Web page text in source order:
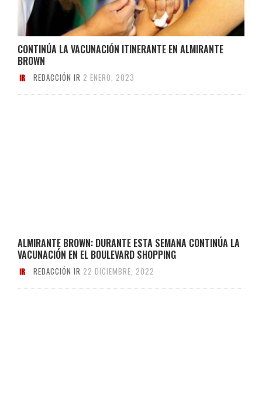
CONTINÚA LA VACUNACIÓN ITINERANTE EN ALMIRANTE
BROWN
REDACCIÓN IR 2 ENERO, 2023
ALMIRANTE BROWN: DURANTE ESTA SEMANA CONTINÚA LA
VACUNACIÓN EN EL BOULEVARD SHOPPING
REDACCIÓN IR 22 DICIEMBRE, 2022